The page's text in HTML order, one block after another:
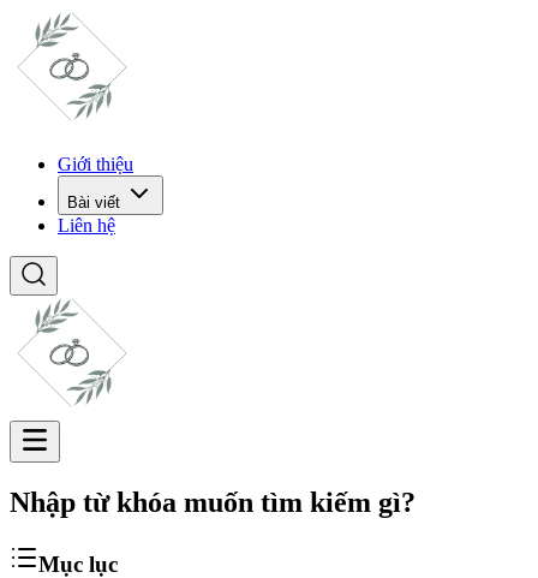
Giới thiệu
Bài viết
Liên hệ
Nhập từ khóa muốn tìm kiếm gì?
Mục lục